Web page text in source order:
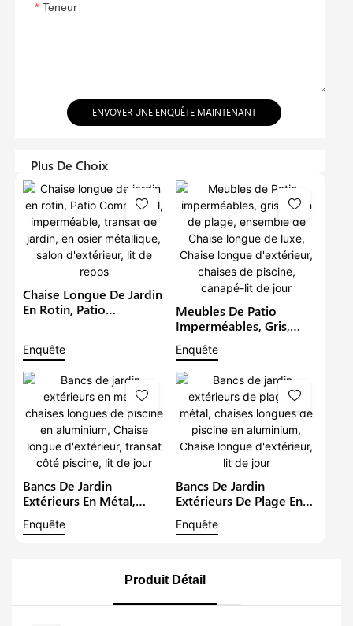
Teneur
ENVOYER UNE ENQUÊTE MAINTENANT
Plus De Choix
Chaise Longue De Jardin
En Rotin, Patio
De Jardin, En Osier
Métallique, Salon
D'extérieur, Lit De Repos
Enquête
Meubles De Patio
Imperméables, Gris,
Salon De Plage,
Ensemble De Chaise
Longue De Luxe, Chaise
Longue D'extérieur,
Chaises De Piscine,
Canapé-Lit De Jour
Enquête
Bancs De Jardin
Extérieurs En Métal,
Piscine En Aluminium,
Piscine, Lit De Jour
Enquête
Bancs De Jardin
Extérieurs De Plage En
De Piscine En
De Jour
Enquête
Produit Détail